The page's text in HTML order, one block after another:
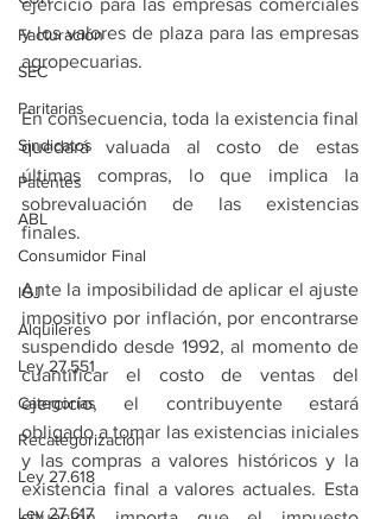
Facturación
SEC
Paritarias
Sindicatos
Patentes
ABL
Consumidor Final
IGJ
Alquileres
Ley 27.551
Categorías
Recategorización
Ley 27.618
Ley 27.617
ejercicio para las empresas comerciales
y los valores de plaza para las empresas
agropecuarias.
En consecuencia, toda la existencia final
quedará valuada al costo de estas
últimas compras, lo que implica la
sobrevaluación de las existencias
finales.
Ante la imposibilidad de aplicar el ajuste
impositivo por inflación, por encontrarse
suspendido desde 1992, al momento de
cuantificar el costo de ventas del
ejercicio, el contribuyente estará
obligado a tomar las existencias iniciales
y las compras a valores históricos y la
existencia final a valores actuales. Esta